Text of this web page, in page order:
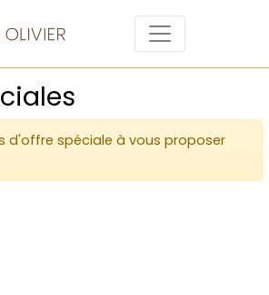
d'offre spéciale à vous proposer